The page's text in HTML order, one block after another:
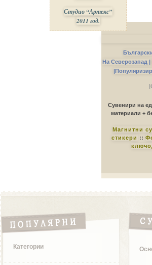
Студио “Артекс”
2011 год.
На Северозапад |
Сувенири на
материали +
Магнитни
стикери ::
Категории